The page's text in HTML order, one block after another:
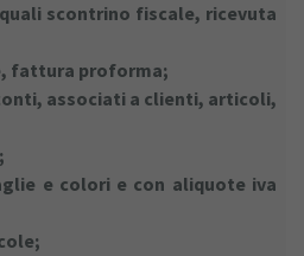
scontrino fiscale, ricevuta
fattura proforma;
associati a clienti, articoli,
e colori e con aliquote iva